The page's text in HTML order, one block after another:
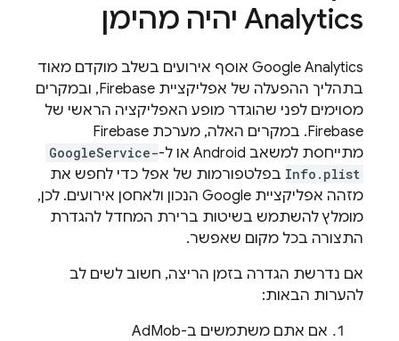
Analytics יהיה מהימן
Google Analytics אוסף אירועים בשלב מוקדם מאוד
בתהליך ההפעלה של אפליקציית Firebase, ובמקרים
מסוימים לפני שהוגדר מופע האפליקציה הראשי של
Firebase. במקרים האלה, מערכת Firebase
מתייחסת למשאב Android או ל-
GoogleService-
Info.plist בפלטפורמות של אפל כדי לחפש את
מזהה אפליקציית Google הנכון ולאחסן אירועים. לכן,
מומלץ להשתמש בשיטות ברירת המחדל להגדרת
התצורה בכל מקום שאפשר.
אם נדרשת הגדרה בזמן הריצה, חשוב לשים לב
להערות הבאות:
אם אתם משתמשים ב-AdMob